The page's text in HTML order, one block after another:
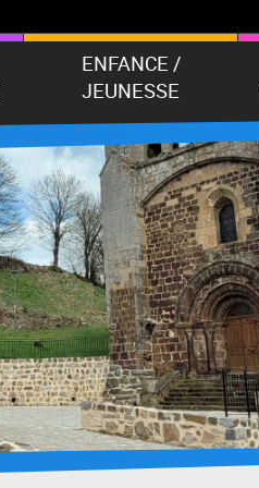
ENFANCE /
JEUNESSE